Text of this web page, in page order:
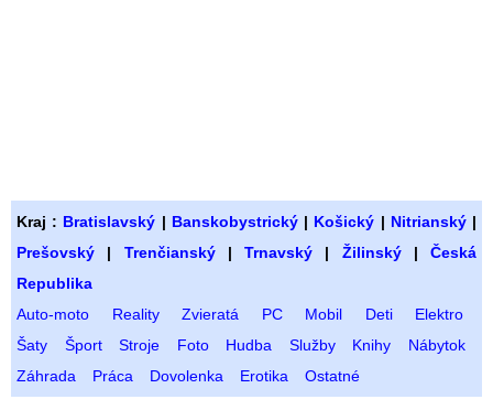
Kraj : Bratislavský | Banskobystrický| Košický | Nitrianský|
Prešovský | Trenčianský| Trnavský | Žilinský| Česká
Republika
Auto-moto
Reality Zvieratá PC Mobil Deti
Elektro
Šaty
Šport Stroje Foto Hudba Služby Knihy
Nábytok
Záhrada
Práca Dovolenka Erotika Ostatné